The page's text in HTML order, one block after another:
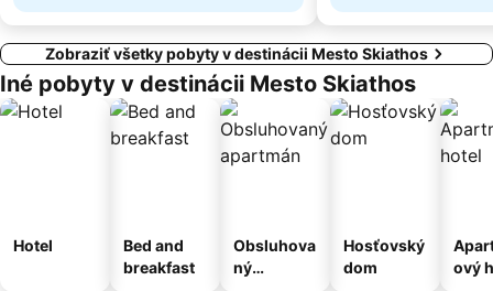
Zobraziť všetky pobyty v destinácii Mesto Skiathos
Iné pobyty v destinácii Mesto Skiathos
Hotel
Bed and
breakfast
Obsluhova
ný
Hosťovský
dom
ový